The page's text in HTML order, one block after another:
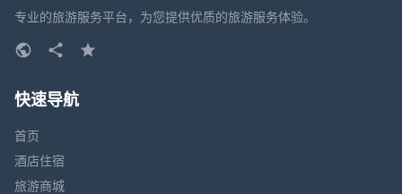
专业的旅游服务平台，为您提供优质的旅游服务体验。
快速导航
首页
酒店住宿
旅游商城